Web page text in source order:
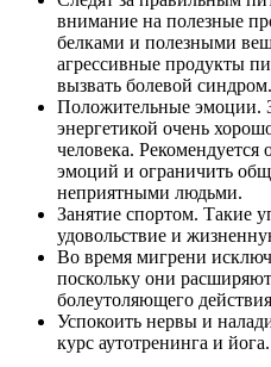
внимание на полезные
белками и полезными
агрессивные продукты
вызвать болевой синдром.
Положительные эмоции.
энергетикой очень
человека. Рекомендуется
эмоций и ограничить
неприятными людьми.
Занятие спортом. Такие
удовольствие и
Во время мигрени
поскольку они
болеутоляющего
Успокоить нервы и
курс аутотренинга и йога.